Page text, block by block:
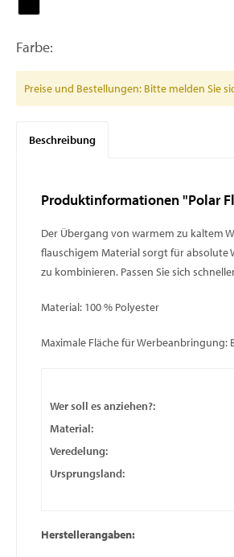
Farbe:
Preise und Bestellungen: Bitte melden Sie
Beschreibung
Produktinformationen "Polar
Der Übergang von warmem zu kaltem
flauschigem Material sorgt für absolute
zu kombinieren. Passen Sie sich
Material: 100 % Polyester
Maximale Fläche für Werbeanbringung:
Wer soll es anziehen?:
Material:
Veredelung:
Ursprungsland:
Herstellerangaben: